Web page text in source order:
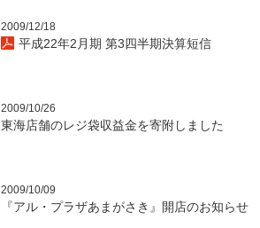
2009/12/18
平成22年2月期 第3四半期決算短信
2009/10/26
東海店舗のレジ袋収益金を寄附しました
2009/10/09
『アル・プラザあまがさき』開店のお知らせ